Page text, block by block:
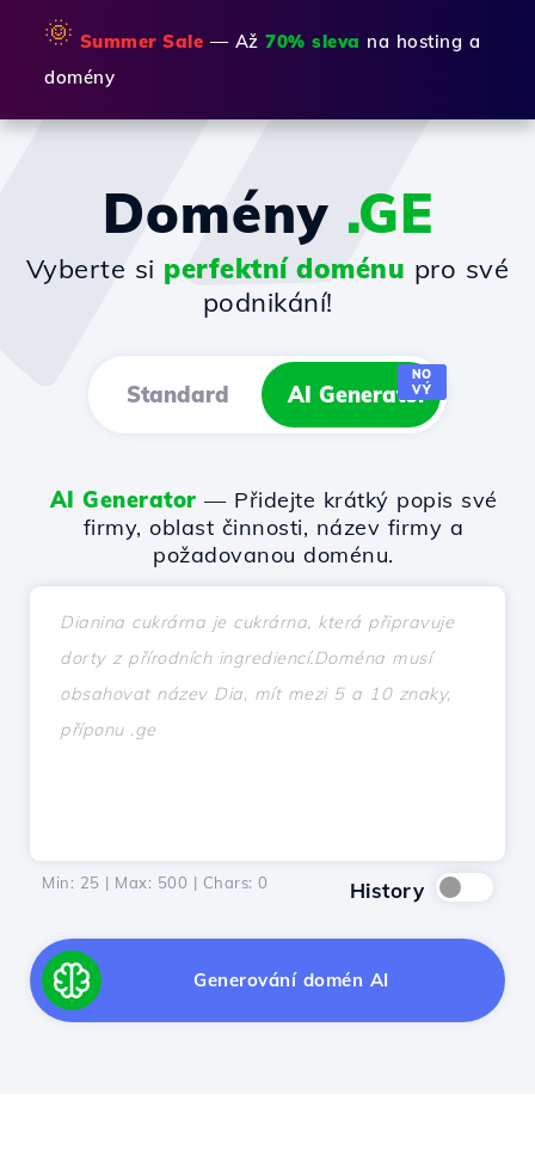
🌞 Summer Sale — Až 70% sleva na hosting a
domény
Domény .GE
Vyberte si perfektní doménu pro své
podnikání!
Standard AI Generator
NO
VÝ
AI Generator — Přidejte krátký popis své
firmy, oblast činnosti, název firmy a
požadovanou doménu.
Min: 25 | Max: 500 | Chars: 0 History
Generování domén AI